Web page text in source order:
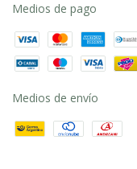
Medios de pago
Medios de envío